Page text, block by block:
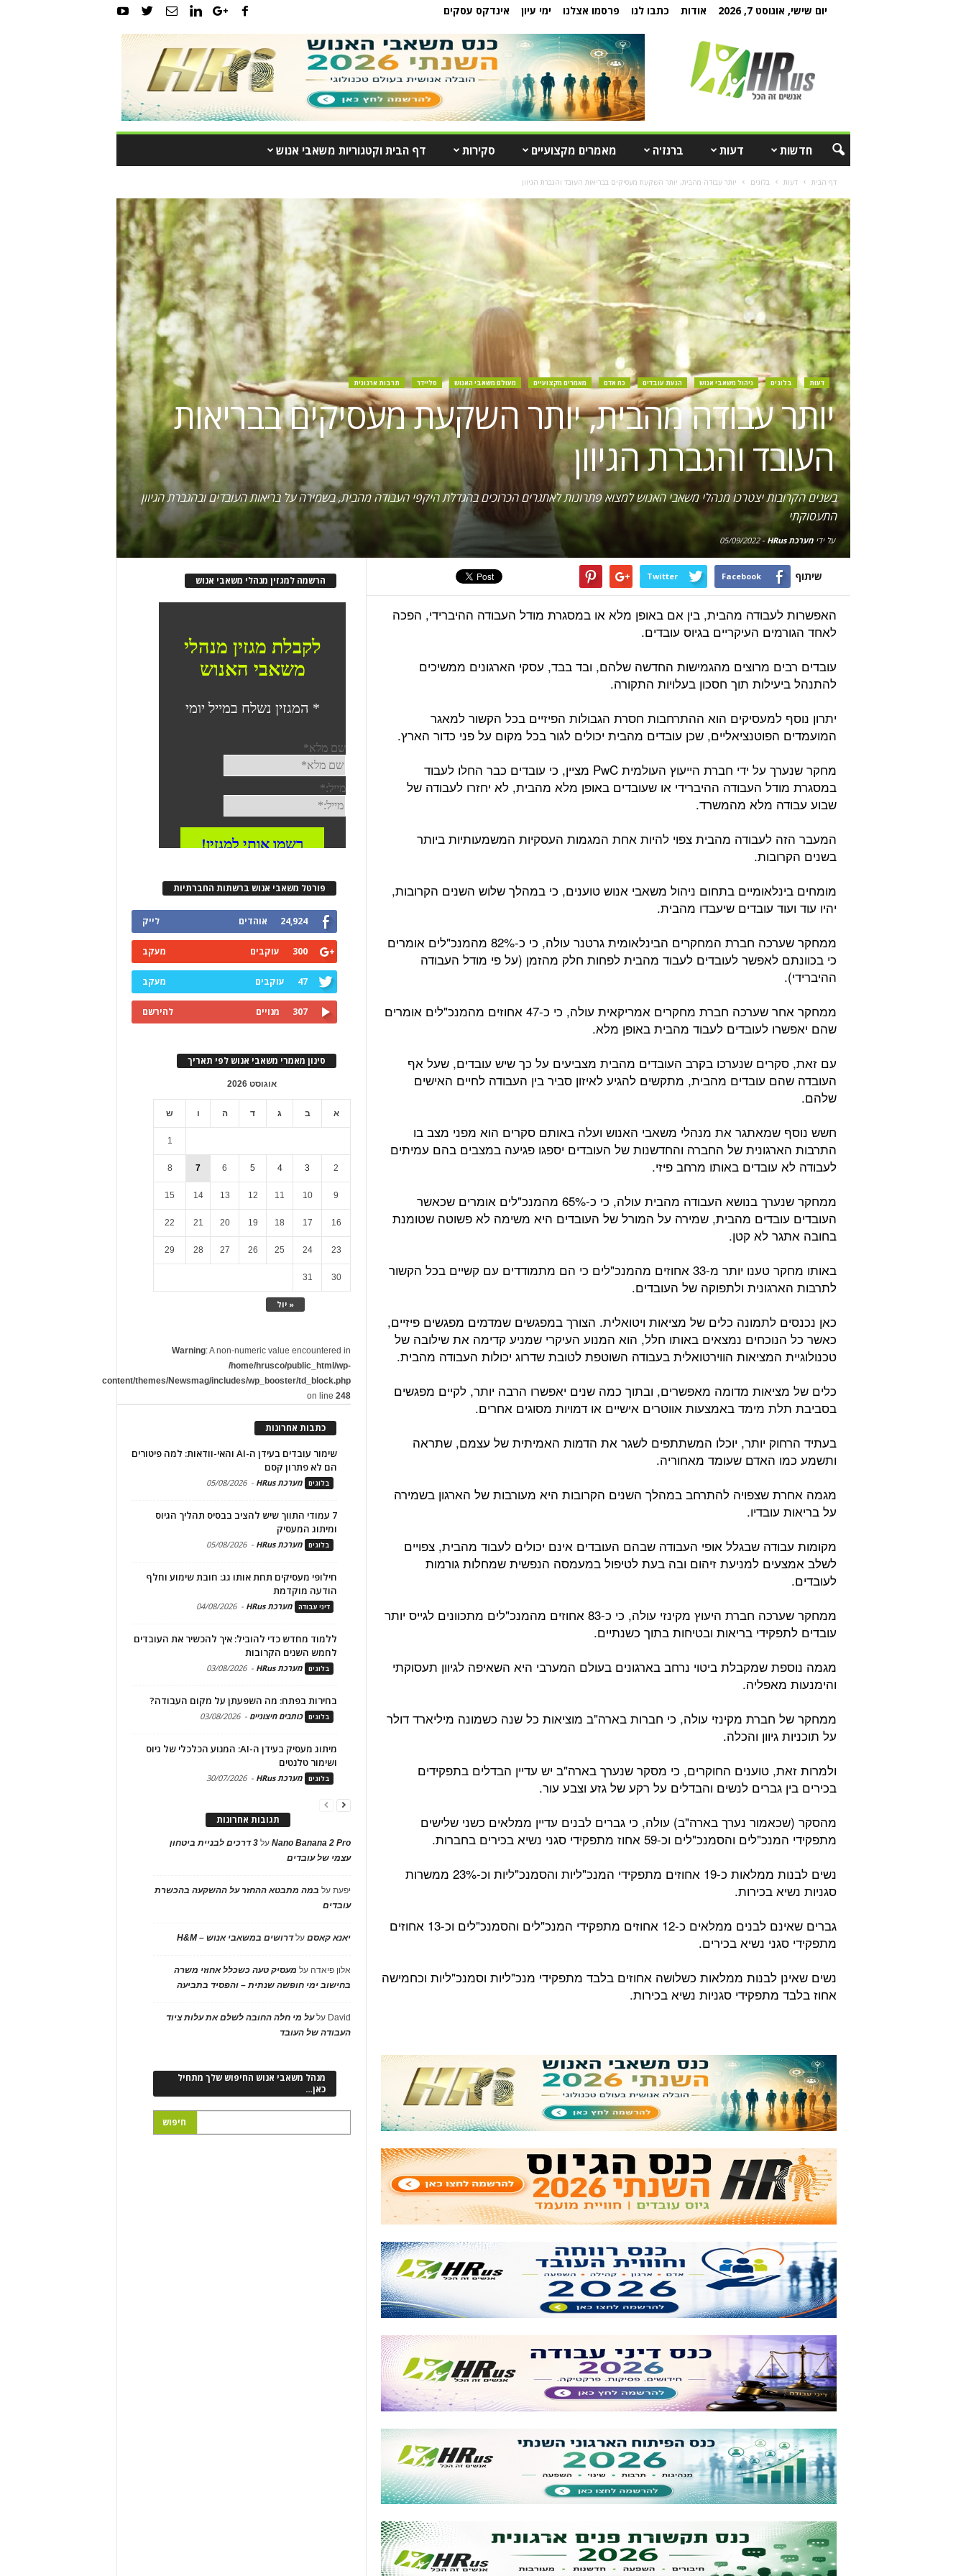
יום שישי, אוגוסט 7, 2026 אודות כתבו לנו פרסמו אצלנו ימי עיון אינדקס עסקים
חדשות דעות ברנז'ה מאמרים מקצועיים סקירות דף הבית וקטגוריות משאבי אנוש
דף הבית דעות בלוגים יותר עבודה מהבית, יותר השקעת מעסיקים בבריאות העובד והגברת הגיוון
דעות בלוגים ניהול משאבי אנוש הנעת עובדים כח אדם מאמרים מקצועיים מעולם משאבי האנוש סליידר תרבות ארגונית
יותר עבודה מהבית, יותר השקעת מעסיקים בבריאות
העובד והגברת הגיוון
בשנים הקרובות יצטרכו מנהלי משאבי האנוש למצוא פתרונות לאתגרים הכרוכים בהגדלת היקפי העבודה מהבית, בשמירה על בריאות העובדים ובהגברת הגיוון
התעסוקתי
על ידימערכת HRus -
05/09/2022
שיתוף Facebook
Twitter
האפשרות לעבודה מהבית, בין אם באופן מלא או במסגרת מודל העבודה ההיברידי, הפכה
לאחד הגורמים העיקריים בגיוס עובדים.
עובדים רבים מרוצים מהגמישות החדשה שלהם, ובד בבד, עסקי הארגונים ממשיכים
להתנהל ביעילות תוך חסכון בעלויות התקורה.
יתרון נוסף למעסיקים הוא ההתרחבות חסרת הגבולות הפיזיים בכל הקשור למאגר
המועמדים הפוטנציאליים, שכן עובדים מהבית יכולים לגור בכל מקום על פני כדור הארץ.
מחקר שנערך על ידי חברת הייעוץ העולמית PwC מציין, כי עובדים כבר החלו לעבוד
במסגרת מודל העבודה ההיברידי או שעובדים באופן מלא מהבית, לא יחזרו לעבודה של
שבוע עבודה מלא מהמשרד.
המעבר הזה לעבודה מהבית צפוי להיות אחת המגמות העסקיות המשמעותיות ביותר
בשנים הקרובות.
מומחים בינלאומיים בתחום ניהול משאבי אנוש טוענים, כי במהלך שלוש השנים הקרובות,
יהיו עוד ועוד עובדים שיעבדו מהבית.
ממחקר שערכה חברת המחקרים הבינלאומית גרטנר עולה, כי כ-82% מהמנכ"לים אומרים
כי בכוונתם לאפשר לעובדים לעבוד מהבית לפחות חלק מהזמן (על פי מודל העבודה
ההיברידי).
ממחקר אחר שערכה חברת מחקרים אמריקאית עולה, כי כ-47 אחוזים מהמנכ"לים אומרים
שהם יאפשרו לעובדים לעבוד מהבית באופן מלא.
עם זאת, סקרים שנערכו בקרב העובדים מהבית מצביעים על כך שיש עובדים, שעל אף
העובדה שהם עובדים מהבית, מתקשים להגיע לאיזון סביר בין העבודה לחיים האישים
שלהם.
חשש נוסף שמאתגר את מנהלי משאבי האנוש ועלה באותם סקרים הוא מפני מצב בו
התרבות הארגונית של החברה והחדשנות של העובדים יספגו פגיעה במצבים בהם עמיתים
לעבודה לא עובדים באותו מרחב פיזי.
ממחקר שנערך בנושא העבודה מהבית עולה, כי כ-65% מהמנכ"לים אומרים שכאשר
העובדים עובדים מהבית, שמירה על המורל של העובדים היא משימה לא פשוטה שטומנת
בחובה אתגר לא קטן.
באותו מחקר טענו יותר מ-33 אחוזים מהמנכ"לים כי הם מתמודדים עם קשיים בכל הקשור
לתרבות הארגונית ולתפוקה של העובדים.
כאן נכנסים לתמונה כלים של מציאות ויטואלית. הצורך במפגשים שמדמים מפגשים פיזיים,
כאשר כל הנוכחים נמצאים באותו חלל, הוא המנוע העיקרי שמניע קדימה את שילובה של
טכנולוגיית המציאות הווירטואלית בעבודה השוטפת לטובת שדרוג יכולות העבודה מהבית.
כלים של מציאות מדומה מאפשרים, ובתוך כמה שנים יאפשרו הרבה יותר, לקיים מפגשים
בסביבת תלת מימד באמצעות אווטרים אישיים או דמויות מסוגים אחרים.
בעתיד הרחוק יותר, יוכלו המשתתפים לשגר את הדמות האמיתית של עצמם, שתראה
ותשמע כמו האדם שעומד מאחוריה.
מגמה אחרת שצפויה להתרחב במהלך השנים הקרובות היא מעורבות של הארגון בשמירה
על בריאות עובדיו.
מקומות עבודה שבגלל אופי העבודה שבהם העובדים אינם יכולים לעבוד מהבית, צפויים
לשלב אמצעים למניעת זיהום ובה בעת לטיפול במעמסה הנפשית שמחלות גורמות
לעובדים.
ממחקר שערכה חברת היעוץ מקינזי עולה, כי כ-83 אחוזים מהמנכ"לים מתכוונים לגייס יותר
עובדים לתפקידי בריאות ובטיחות בתוך כשנתיים.
מגמה נוספת שמקבלת ביטוי נרחב בארגונים בעולם המערבי היא השאיפה לגיוון תעסוקתי
והימנעות מאפליה.
ממחקר של חברת מקינזי עולה, כי חברות בארה"ב מוציאות כל שנה כשמונה מיליארד דולר
על תוכניות גיוון והכלה.
ולמרות זאת, טוענים החוקרים, כי מסקר שנערך בארה"ב יש עדיין הבדלים בתפקידים
בכירים בין גברים לנשים והבדלים על רקע של גזע וצבע עור.
מהסקר (שכאמור נערך בארה"ב) עולה, כי גברים לבנים עדיין ממלאים כשני שלישים
מתפקידי המנכ"לים והסמנכ"לים וכ-59 אחוז מתפקידי סגני נשיא בכירים בחברות.
נשים לבנות ממלאות כ-19 אחוזים מתפקידי המנכ"ליות והסמנכ"ליות וכ-23% ממשרות
סגניות נשיא בכירות.
גברים שאינם לבנים ממלאים כ-12 אחוזים מתפקידי המנכ"לים והסמנכ"לים וכ-13 אחוזים
מתפקידי סגני נשיא בכירים.
נשים שאינן לבנות ממלאות כשלושה אחוזים בלבד מתפקידי מנכ"ליות וסמנכ"ליות וכחמישה
אחוז בלבד מתפקידי סגניות נשיא בכירות.
הרשמה למגזין מנהלי משאבי אנוש
פורטל משאבי אנוש ברשתות החברתיות
24,924 אוהדים לייק
300 עוקבים מעקב
47 עוקבים מעקב
307 מנויים להירשם
סינון מאמרי משאבי אנוש לפי תאריך
אוגוסט 2026
א ב ג ד ה ו ש
« יול
1
2
3
4
5
6
7
8
9
10
11
12
13
14
15
16
17
18
19
20
21
22
23
24
25
26
27
28
29
30
31
Warning: A non-numeric value encountered in
/home/hrusco/public_html/wp-
content/themes/Newsmag/includes/wp_booster/td_block.php
on line248
כתבות אחרונות
שימור עובדים בעידן ה-AI והאי-וודאות: למה פיטורים
הם לא פתרון קסם
בלוגים מערכת HRus -
05/08/2026
7 עמודי התווך שיש להציב בבסיס תהליך הגיוס
ומיתוג המעסיק
בלוגים מערכת HRus -
05/08/2026
חילופי מעסיקים תחת אותו גג: חובת שימוע וחלף
הודעה מוקדמת
דיני עבודה מערכת HRus -
04/08/2026
ללמוד מחדש כדי להוביל: איך להכשיר את העובדים
לחמש השנים הקרובות
בלוגים מערכת HRus -
03/08/2026
בחירות בפתח: מה השפעתן על מקום העבודה?
בלוגים כותבים חיצוניים -
03/08/2026
מיתוג מעסיק בעידן ה-AI: המנוע הכלכלי של גיוס
ושימור טלנטים
בלוגים מערכת HRus -
30/07/2026
תגובות אחרונות
Nano Banana 2 Proעל
3 דרכים לבניית ביטחון
עצמי של עובדים
יפעתעל במה מתבטא ההחזר על ההשקעה בהכשרת
עובדים
יאנא קאסםעלדרושים במשאבי אנוש – H&M
אלון פיאדה על מעסיק טעה כשכלל אחוזי משרה
בחישוב ימי חופשה שנתית – והפסיד בתביעה
David עלעל מי חלה החובה לשלם את עלות ציוד
העבודה של העובד
מנהל משאבי אנוש החיפוש שלך מתחיל
כאן…